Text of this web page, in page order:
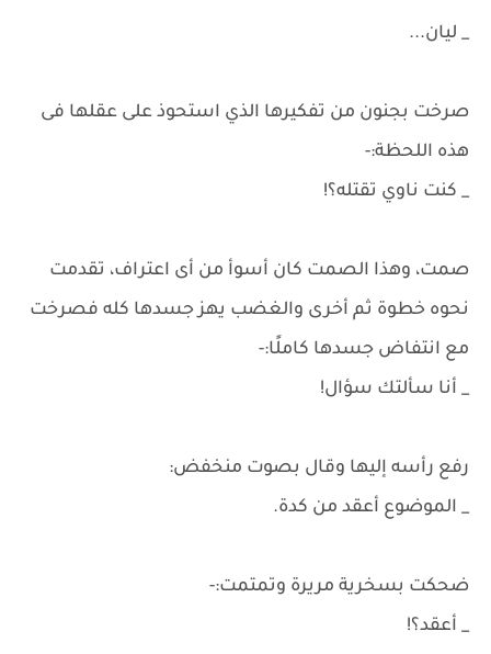
_ ليان...
صرخت بجنون من تفكيرها الذي استحوذ على عقلها فى
هذه اللحظة:-
_ كنت ناوي تقتله؟!
صمت، وهذا الصمت كان أسوأ من أى اعتراف، تقدمت
نحوه خطوة ثم أخرى والغضب يهز جسدها كله فصرخت
مع انتفاض جسدها كاملًا:-
_ أنا سألتك سؤال!
رفع رأسه إليها وقال بصوت منخفض:
_ الموضوع أعقد من كدة.
ضحكت بسخرية مريرة وتمتمت:-
_ أعقد؟!